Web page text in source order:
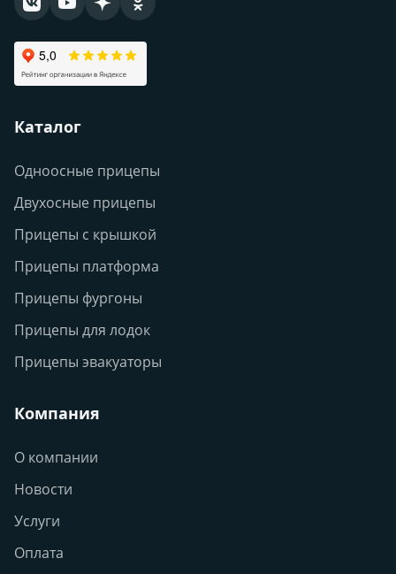
Каталог
Одноосные прицепы
Двухосные прицепы
Прицепы с крышкой
Прицепы платформа
Прицепы фургоны
Прицепы для лодок
Прицепы эвакуаторы
Компания
О компании
Новости
Услуги
Оплата